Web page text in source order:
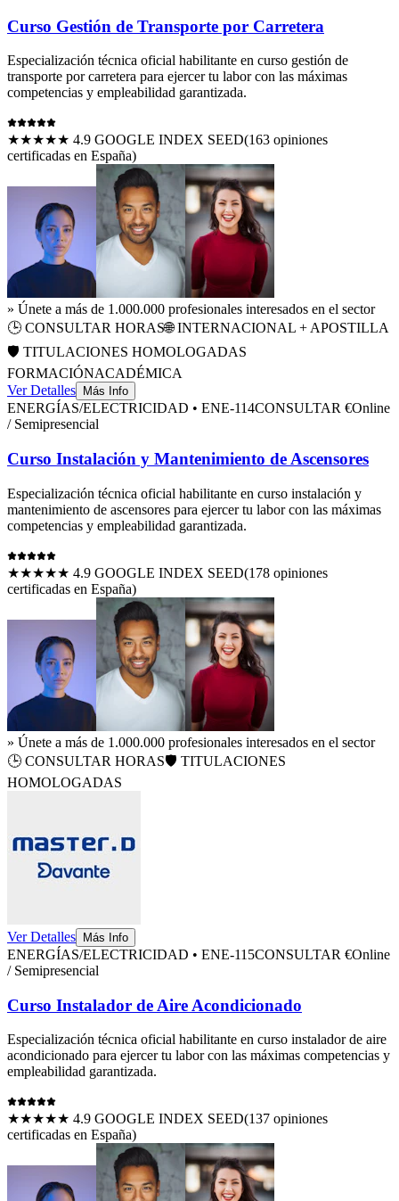
Curso Gestión de Transporte por Carretera
Especialización técnica oficial habilitante en curso gestión de
transporte por carretera para ejercer tu labor con las máximas
competencias y empleabilidad garantizada.
★★★★★ 4.9 GOOGLE INDEX SEED(163 opiniones
certificadas en España)
» Únete a más de 1.000.000 profesionales interesados en el sector
🕒 CONSULTAR HORAS🌐 INTERNACIONAL + APOSTILLA
🛡️ TITULACIONES HOMOLOGADAS
FORMACIÓNACADÉMICA
Ver Detalles
Más Info
ENERGÍAS/ELECTRICIDAD • ENE-114CONSULTAR €Online
/ Semipresencial
Curso Instalación y Mantenimiento de Ascensores
Especialización técnica oficial habilitante en curso instalación y
mantenimiento de ascensores para ejercer tu labor con las máximas
competencias y empleabilidad garantizada.
★★★★★ 4.9 GOOGLE INDEX SEED(178 opiniones
certificadas en España)
» Únete a más de 1.000.000 profesionales interesados en el sector
🕒 CONSULTAR HORAS🛡️ TITULACIONES
HOMOLOGADAS
Ver Detalles Más Info
ENERGÍAS/ELECTRICIDAD • ENE-115CONSULTAR €Online
/ Semipresencial
Curso Instalador de Aire Acondicionado
Especialización técnica oficial habilitante en curso instalador de aire
acondicionado para ejercer tu labor con las máximas competencias y
empleabilidad garantizada.
★★★★★ 4.9 GOOGLE INDEX SEED(137 opiniones
certificadas en España)